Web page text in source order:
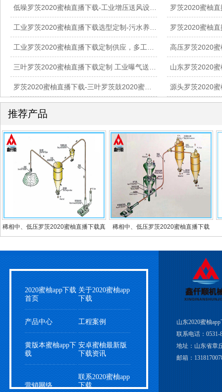
推荐产品
稀相中、低压罗茨2020蜜柚直播下载真 稀相中、低压罗茨2020蜜柚直播下载
2020蜜柚app下载
首页
关于2020蜜柚app
下载
产品中心 工程案例
黄版本蜜柚app下
载
安卓蜜柚最新版
下载资讯
营销网络
联系2020蜜柚app
下载
山东2020蜜柚
联系电话：0531-
地址：山东省章
邮箱：